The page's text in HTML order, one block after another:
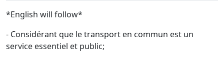
*English will follow*
- Considérant que le transport en commun est un
service essentiel et public;